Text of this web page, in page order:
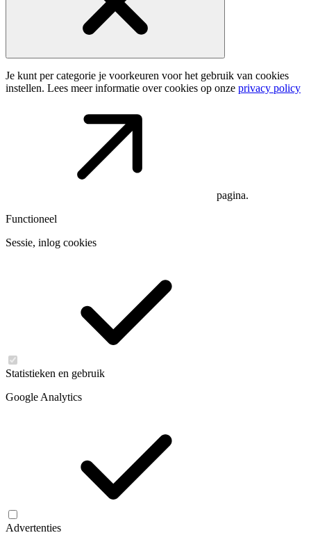
Je kunt per categorie je voorkeuren voor het gebruik van cookies
instellen. Lees meer informatie over cookies op onze privacy policy
pagina.
Functioneel
Sessie, inlog cookies
Statistieken en gebruik
Google Analytics
Advertenties